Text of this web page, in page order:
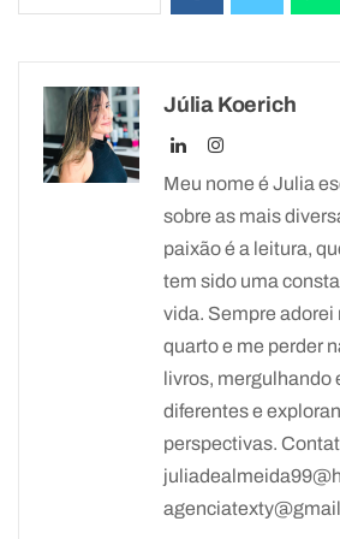
Júlia Koerich
Meu nome é Julia
sobre as mais
paixão é a leitura,
tem sido uma
vida. Sempre adorei
quarto e me perder
livros, mergulhando
diferentes e
perspectivas.